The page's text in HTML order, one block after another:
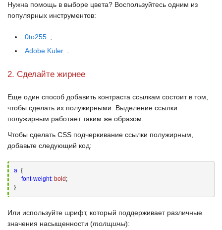
Нужна помощь в выборе цвета? Воспользуйтесь одним из
популярных инструментов:
0to255 ;
Adobe Kuler
2. Сделайте жирнее
Еще один способ добавить контраста ссылкам состоит в том,
чтобы сделать их полужирными. Выделение ссылки
полужирным работает таким же образом.
Чтобы сделать CSS подчеркивание ссылки полужирным,
добавьте следующий код:
a {
font-weight: bold ;
}
Или используйте шрифт, который поддерживает различные
значения насыщенности (толщины):